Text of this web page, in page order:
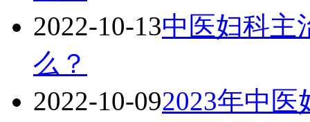
2022-10-13中医妇科主
么？
2022-10-092023年中